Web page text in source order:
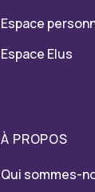
Espace
Espace Elus
À PROPOS
Qui sommes-